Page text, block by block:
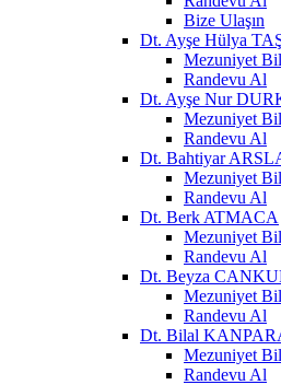
Bize Ulaşın
Dt. Ayşe Hülya
Mezuniyet
Randevu Al
Dt. Ayşe Nur
Mezuniyet
Randevu Al
Dt. Bahtiyar
Mezuniyet
Randevu Al
Dt. Berk ATMACA
Mezuniyet
Randevu Al
Dt. Beyza
Mezuniyet
Randevu Al
Dt. Bilal
Mezuniyet
Randevu Al